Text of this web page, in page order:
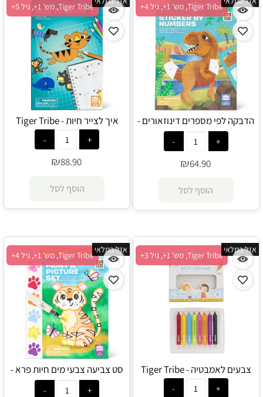
Tiger Tribe, מש' 1+, גיל 4+
הדבקה לפי מספרים דינוזאורים -
Tiger Tribe
₪64.90
הוסף לסל
Tiger Tribe, מש' 1+, גיל 5+
איך לצייר חיות - Tiger Tribe
₪88.90
הוסף לסל
Tiger Tribe, מש' 1+, גיל 3+
אזל במלאי
צבעים לאמבטיה - Tiger Tribe
Tiger Tribe, מש' 1+, גיל 4+
אזל במלאי
סט צביעה צבעי מים חיות פרא -
Tiger Tribe